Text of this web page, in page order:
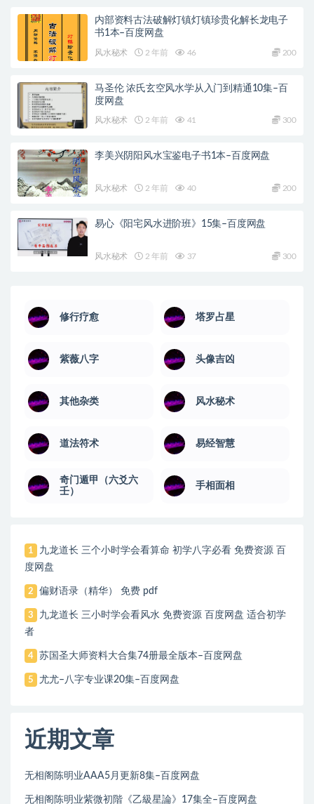
内部资料古法破解灯镇灯镇珍贵化解长龙电子
书1本–百度网盘
风水秘术 2 年前 46 200
马圣伦 浓氏玄空风水学从入门到精通10集–百
度网盘
风水秘术 2 年前 41 300
李美兴阴阳风水宝鉴电子书1本–百度网盘
风水秘术 2 年前 40 200
易心《阳宅风水进阶班》15集–百度网盘
风水秘术 2 年前 37 300
修行疗愈 塔罗占星
紫薇八字 头像吉凶
其他杂类 风水秘术
道法符术 易经智慧
奇门遁甲（六爻六
壬）
手相面相
1
九龙道长 三个小时学会看算命 初学八字必看 免费资源 百
度网盘
2 偏财语录（精华） 免费 pdf
3
九龙道长 三小时学会看风水 免费资源 百度网盘 适合初学
者
4 苏国圣大师资料大合集74册最全版本–百度网盘
5 尤尤–八字专业课20集–百度网盘
近期文章
无相阁陈明业AAA5月更新8集–百度网盘
无相阁陈明业紫微初階《乙級星論》17集全–百度网盘